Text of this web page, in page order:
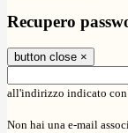
Recupero
button close ×
all'indirizzo indicato con
Non hai una e-mail